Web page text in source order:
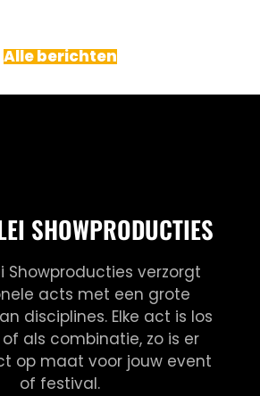
Alle berichten
SHOWPRODUCTIES
Showproducties verzorgt
acts met een grote
disciplines. Elke act is los
als combinatie, zo is er
op maat voor jouw event
of festival.